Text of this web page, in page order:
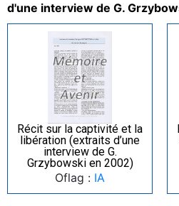
d'une interview de G.
Récit sur la captivité et la
libération (extraits d’une
interview de G.
Grzybowski en 2002)
Oflag : IA